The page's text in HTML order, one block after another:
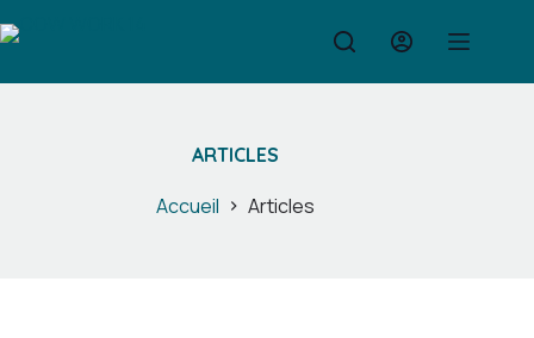
au
ARTICLES
Accueil Articles